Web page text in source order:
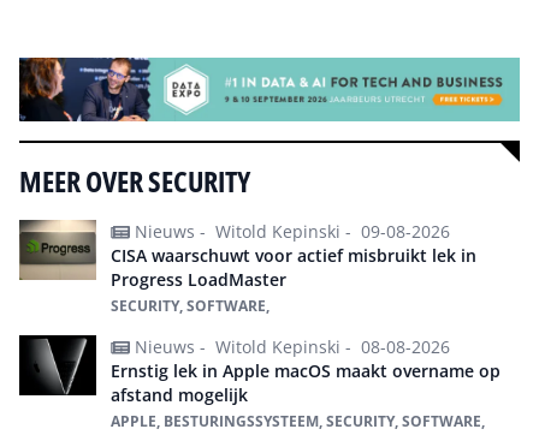
MEER OVER SECURITY
Nieuws - Witold Kepinski - 09-08-2026
CISA waarschuwt voor actief misbruikt lek in
Progress LoadMaster
SECURITY, SOFTWARE,
Nieuws - Witold Kepinski - 08-08-2026
Ernstig lek in Apple macOS maakt overname op
afstand mogelijk
APPLE, BESTURINGSSYSTEEM, SECURITY, SOFTWARE,